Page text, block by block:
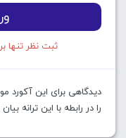
ثبت نظر تنها
دیدگاهی برای این آکورد
را در رابطه با این ترانه